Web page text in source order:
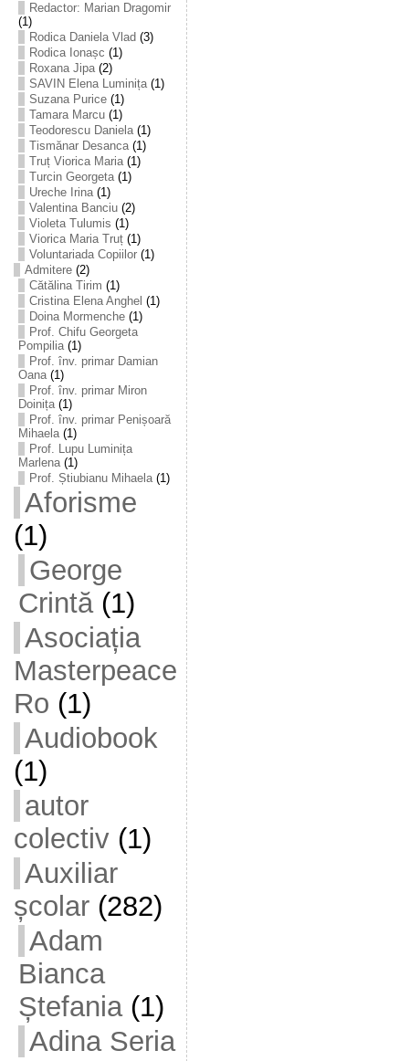
Redactor: Marian Dragomir
(1)
Rodica Daniela Vlad (3)
Rodica Ionașc (1)
Roxana Jipa(2)
SAVIN Elena Luminița(1)
Suzana Purice(1)
Tamara Marcu(1)
Teodorescu Daniela(1)
Tismănar Desanca(1)
Truț Viorica Maria(1)
Turcin Georgeta(1)
Ureche Irina(1)
Valentina Banciu(2)
Violeta Tulumis (1)
Viorica Maria Truț(1)
Voluntariada Copiilor(1)
Admitere(2)
Cătălina Tirim (1)
Cristina Elena Anghel (1)
Doina Mormenche(1)
Prof. Chifu Georgeta
Pompilia(1)
Prof. înv. primar Damian
Oana(1)
Prof. înv. primar Miron
Doinița(1)
Prof. înv. primar Penișoară
Mihaela(1)
Prof. Lupu Luminița
Marlena(1)
Prof. Știubianu Mihaela(1)
Aforisme
(1)
George
Crintă(1)
Asociația
Masterpeace
Ro (1)
Audiobook
(1)
autor
colectiv(1)
Auxiliar
școlar(282)
Adam
Bianca
Ștefania(1)
Adina Seria